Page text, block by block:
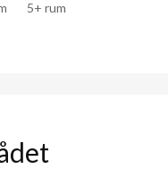
5+ rum